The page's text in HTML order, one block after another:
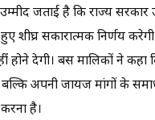
जताई है कि राज्य
शीघ्र सकारात्मक निर्णय
होने देगी। बस मालिकों ने कहा
अपनी जायज मांगों के
है।